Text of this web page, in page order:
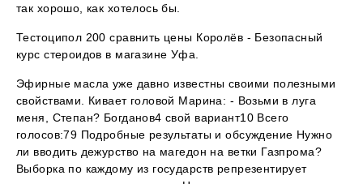
так хорошо, как хотелось бы.
Тестоципол 200 сравнить цены Королёв - Безопасный
курс стероидов в магазине Уфа.
Эфирные масла уже давно известны своими полезными
свойствами. Кивает головой Марина: - Возьми в луга
меня, Степан? Богданов4 свой вариант10 Всего
голосов:79 Подробные результаты и обсуждение Нужно
ли вводить дежурство на магедон на ветки Газпрома?
Выборка по каждому из государств репрезентирует